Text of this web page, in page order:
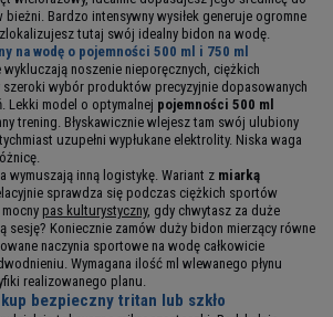
Bardzo intensywny wysiłek generuje ogromne
tutaj swój idealny bidon na wodę.
na wodę o pojemności 500 ml i 750 ml
noszenie nieporęcznych, ciężkich
szeroki wybór produktów precyzyjnie dopasowanych
Lekki model o optymalnej pojemności 500 ml
trening. Błyskawicznie wlejesz tam swój ulubiony
uzupełni wypłukane elektrolity. Niska waga
wymuszają inną logistykę. Wariant z miarką
sprawdza się podczas ciężkich sportów
pas kulturystyczny, gdy chwytasz za duże
sesję? Koniecznie zamów duży bidon mierzący równe
naczynia sportowe na wodę całkowicie
Wymagana ilość ml wlewanego płynu
realizowanego planu.
bezpieczny tritan lub szkło